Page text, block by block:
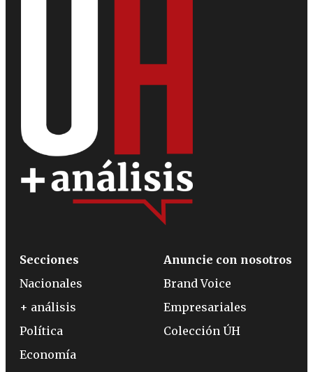
Secciones
Nacionales
+ análisis
Política
Economía
Anuncie con nosotros
Brand Voice
Empresariales
Colección ÚH